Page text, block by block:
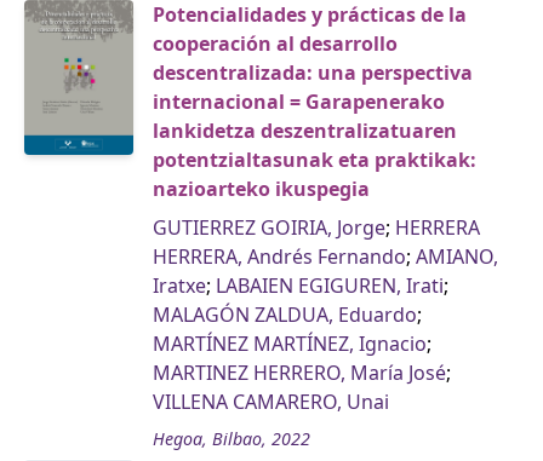
Potencialidades y prácticas de la
cooperación al desarrollo
descentralizada: una perspectiva
internacional = Garapenerako
lankidetza deszentralizatuaren
potentzialtasunak eta praktikak:
nazioarteko ikuspegia
GUTIERREZ GOIRIA, Jorge; HERRERA
HERRERA, Andrés Fernando; AMIANO,
Iratxe; LABAIEN EGIGUREN, Irati;
MALAGÓN ZALDUA, Eduardo;
MARTÍNEZ MARTÍNEZ, Ignacio;
MARTINEZ HERRERO, María José;
VILLENA CAMARERO, Unai
Hegoa, Bilbao, 2022